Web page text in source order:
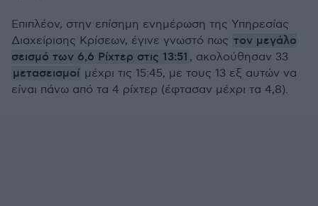
Επιπλέον, στην επίσημη ενημέρωση της Υπηρεσίας
Διαχείρισης Κρίσεων, έγινε γνωστό πως τον μεγάλο
σεισμό των 6,6 Ρίχτερ στις 13:51 , ακολούθησαν 33
μετασεισμοί μέχρι τις 15:45, με τους 13 εξ αυτών να
είναι πάνω από τα 4 ρίχτερ (έφτασαν μέχρι τα 4,8).